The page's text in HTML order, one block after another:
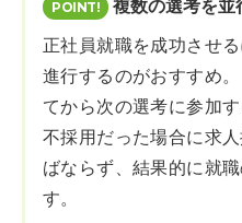
複数の選考を並
正社員就職を成功させ
進行するのがおすすめ
てから次の選考に参加
不採用だった場合に求
ばならず、結果的に就
す。